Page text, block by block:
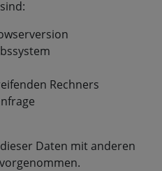
Rechners
Daten mit anderen